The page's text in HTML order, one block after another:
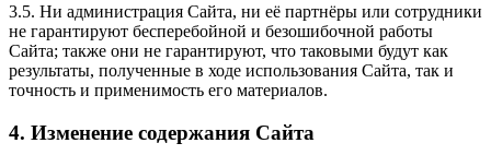
3.5. Ни администрация Сайта, ни её партнёры или сотрудники
не гарантируют бесперебойной и безошибочной работы
Сайта; также они не гарантируют, что таковыми будут как
результаты, полученные в ходе использования Сайта, так и
точность и применимость его материалов.
4. Изменение содержания Сайта